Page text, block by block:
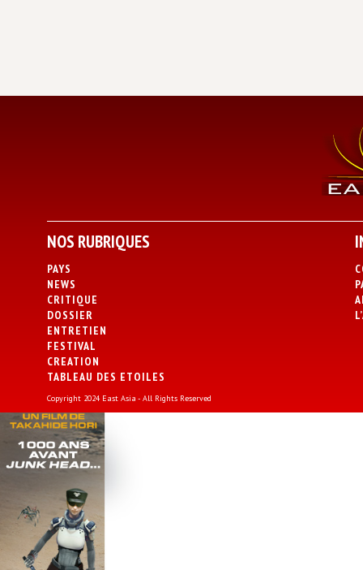
NOS RUBRIQUES
PAYS
NEWS
CRITIQUE
DOSSIER
ENTRETIEN
FESTIVAL
CREATION
TABLEAU DES ETOILES
Copyright 2024 East Asia - All Rights Reserved